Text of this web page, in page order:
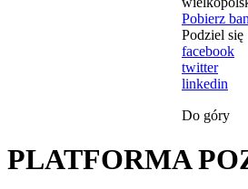
Pobierz
Podziel się
facebook
twitter
linkedin
Do góry
PLATFORMA